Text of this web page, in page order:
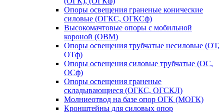
Опоры освещения граненые конические
силовые (ОГКС, ОГКСф)
Высокомачтовые опоры с мобильной
короной (ОВМ)
Опоры освещения трубчатые несиловые (ОТ,
ОТф)
Опоры освещения силовые трубчатые (ОС,
ОСф)
Опоры освещения граненые
складывающиеся (ОГКС, ОГСКЛ)
Молниеотвод на базе опор ОГК (МОГК)
Кронштейны для силовых опор